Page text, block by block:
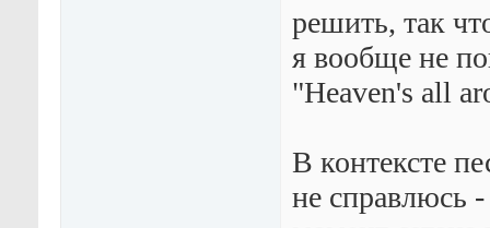
решить, так
я вообще не
"Heaven's all
В контексте
не справлюсь